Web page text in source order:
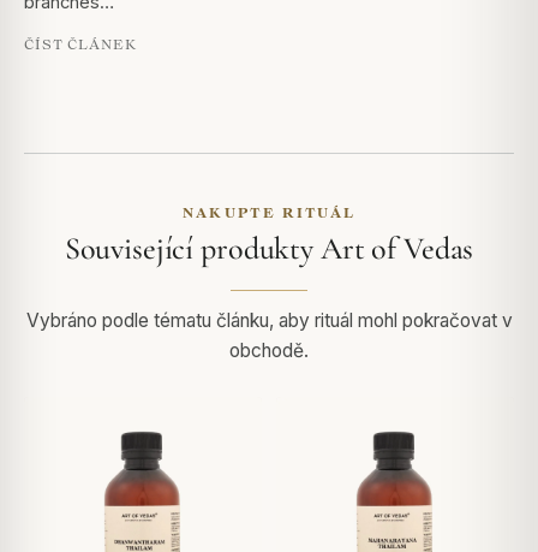
ČÍST ČLÁNEK
NAKUPTE RITUÁL
Související produkty Art of Vedas
Vybráno podle tématu článku, aby rituál mohl pokračovat v
obchodě.